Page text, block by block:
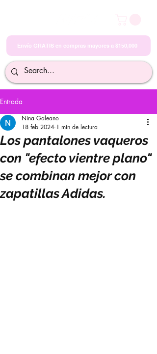
Envío GRATIS en compras mayores a $150,000
Entrada
Los pantalones vaqueros
con "efecto vientre plano"
se combinan mejor con
zapatillas Adidas.
Nina Galeano
18 feb 2024 1 min de lectura